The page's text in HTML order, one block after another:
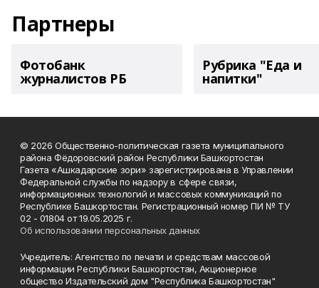
Партнеры
Фотобанк
журналистов РБ
Рубрика "Еда и
напитки"
© 2026 Общественно-политическая газета муниципального
района Фёдоровский район Республики Башкортостан
Газета «Ашкадарские зори» зарегистрирована в Управлении
Федеральной службы по надзору в сфере связи,
информационных технологий и массовых коммуникаций по
Республике Башкортостан. Регистрационный номер ПИ № ТУ
02 - 01804 от 19.05.2025 г.
Об использовании персональных данных
Учредитель: Агентство по печати и средствам массовой
информации Республики Башкортостан, Акционерное
общество Издательский дом "Республика Башкортостан"